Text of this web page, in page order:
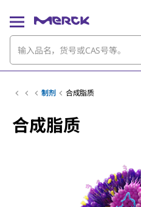
制剂 合成脂质
合成脂质